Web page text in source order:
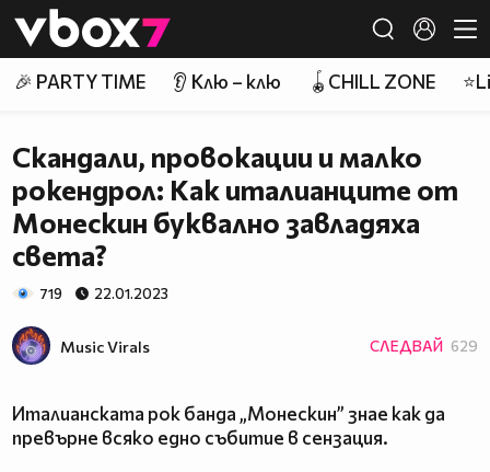
👾
🎉 PARTY TIME 👂 Клю – клю 🪀CHILL ZONE
Скандали, провокации и малко
рокендрол: Как италианците от
Монескин буквално завладяха
света?
719 22.01.2023
Music Virals СЛЕДВАЙ 629
Италианската рок банда „Монескин” знае как да
превърне всяко едно събитие в сензация.